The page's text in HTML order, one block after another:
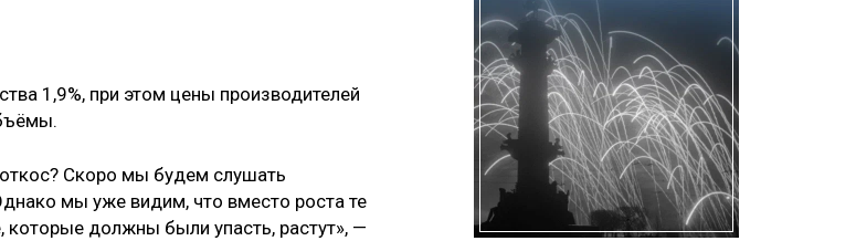
1,9%, при этом цены производителей
откос? Скоро мы будем слушать
мы уже видим, что вместо роста те
должны были упасть, растут», —